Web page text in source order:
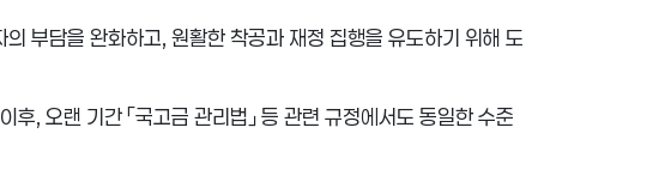
부담을 완화하고, 원활한 착공과 재정 집행을 유도하기 위해 도
후, 오랜 기간 「국고금 관리법 」 등 관련 규정에서도 동일한 수준